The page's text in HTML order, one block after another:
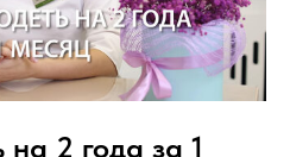
2 года за 1